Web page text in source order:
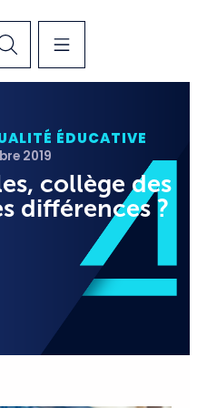
ÉDUCATIVE
2019
collège des
différences ?